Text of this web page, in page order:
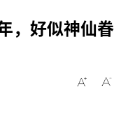
，好似神仙眷